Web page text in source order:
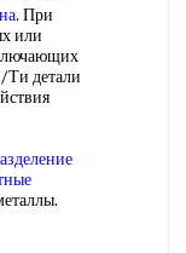
. При
или
Ти детали